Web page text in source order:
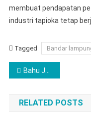
membuat pendapatan
industri tapioka tetap
Tagged Bandar
Navigasi
pos
Bahu Jalan Jadi Lapak Liar, Pemkab Pringsewu Keluarkan Teguran Keras untuk Pemilik Usaha
RELATED POSTS